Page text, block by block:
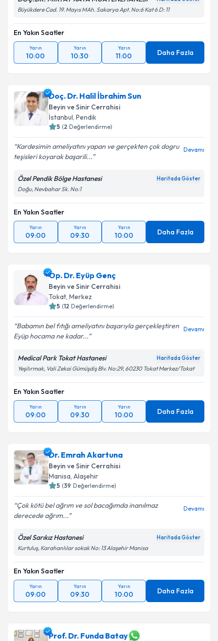
Büyükdere Cad. 19. Mayıs MAh. Sakarya Apt. No:6 Kat 6 D: 11
En Yakın Saatler
Yarın
10:00
Yarın
10:30
Yarın
11:00 Daha Fazla
Doç. Dr. Halil İbrahim Sun
Beyin ve Sinir Cerrahisi
İstanbul, Pendik
5 (2 Değerlendirme)
Kardesimin ameliyatını yapan ve gerçekten çok dogru
teşisleri koyarak başarili...
Devamı
Özel Pendik Bölge Hastanesi Haritada Göster
Doğu, Nevbahar Sk. No:1
En Yakın Saatler
Yarın
09:00
Yarın
09:30
Yarın
10:00 Daha Fazla
Op. Dr. Eyüp Genç
Beyin ve Sinir Cerrahisi
Tokat, Merkez
5 (12 Değerlendirme)
Babamın bel fıtığı ameliyatını başarıyla gerçekleştiren
Eyüp hocama ne kadar...
Devamı
Medical Park Tokat Hastanesi Haritada Göster
Yeşilırmak, Vali Zekai Gümüşdiş Blv. No:29, 60230 Tokat Merkez/Tokat
En Yakın Saatler
Yarın
09:00
Yarın
09:30
Yarın
10:00 Daha Fazla
Dr. Emrah Akartuna
Beyin ve Sinir Cerrahisi
Manisa, Alaşehir
5 (39 Değerlendirme)
Çok kötü bel ağrım ve sol bacağımda inanılmaz
derecede ağrım...
Devamı
Özel Sarıkız Hastanesi Haritada Göster
Kurtuluş, Karahanlılar sokak No: 13 Alaşehir Manisa
En Yakın Saatler
Yarın
09:00
Yarın
09:30
Yarın
10:00 Daha Fazla
Prof. Dr. Funda Batay